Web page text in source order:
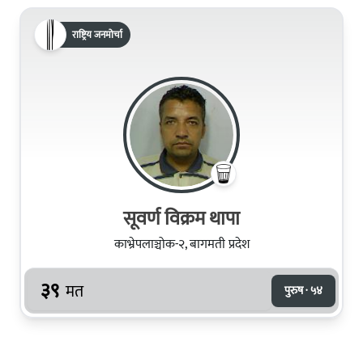
राष्ट्रिय जनमोर्चा
सूवर्ण विक्रम थापा
काभ्रेपलाञ्चोक-२, बागमती प्रदेश
३९ मत पुरुष · ५४